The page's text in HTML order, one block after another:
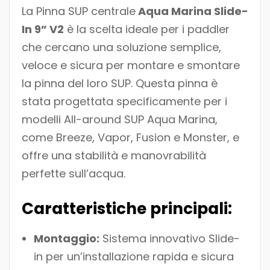
La Pinna SUP centraleAqua Marina Slide-
In 9” V2 è la scelta ideale per i paddler
che cercano una soluzione semplice,
veloce e sicura per montare e smontare
la pinna del loro SUP. Questa pinna è
stata progettata specificamente per i
modelli All-around SUP Aqua Marina,
come Breeze, Vapor, Fusion e Monster, e
offre una stabilità e manovrabilità
perfette sull’acqua.
Caratteristiche principali:
Montaggio: Sistema innovativo Slide-
in per un’installazione rapida e sicura